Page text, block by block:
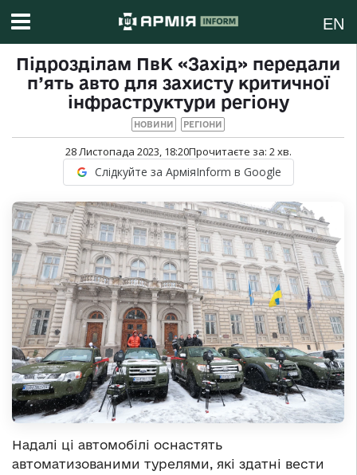
EN
Підрозділам ПвК «Захід» передали
п’ять авто для захисту критичної
інфраструктури регіону
НОВИНИ РЕГІОНИ
28 Листопада 2023, 18:20Прочитаєте за: 2хв.
Слідкуйте за АрміяInform в Google
Надалі ці автомобілі оснастять
автоматизованими турелями, які здатні вести